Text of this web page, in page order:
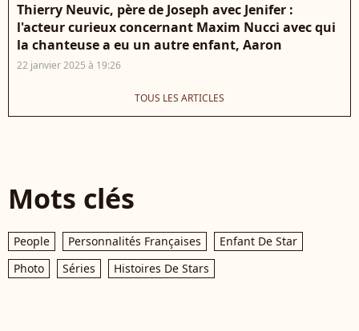
Thierry Neuvic, père de Joseph avec Jenifer :
l'acteur curieux concernant Maxim Nucci avec qui
la chanteuse a eu un autre enfant, Aaron
22 janvier 2025 à 19:26
TOUS LES ARTICLES
Mots clés
People Personnalités Françaises
Enfant De Star
Photo
Séries Histoires De Stars